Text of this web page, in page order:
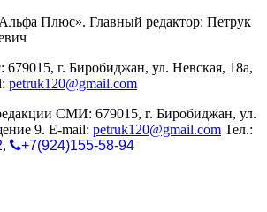
Плюс». Главный редактор: Петрук
г. Биробиджан, ул. Невская, 18а,
petruk120@gmail.com
СМИ: 679015, г. Биробиджан, ул.
9. E-mail: petruk120@gmail.com Тел.:
,
+7(924)155-58-94